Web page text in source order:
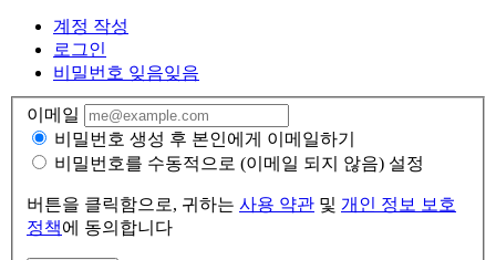
계정 작성
로그인
비밀번호 잊음잊음
이메일
비밀번호 생성 후 본인에게 이메일하기
비밀번호를 수동적으로 (이메일 되지 않음) 설정
버튼을 클릭함으로, 귀하는 사용 약관 및 개인 정보 보호
정책에 동의합니다